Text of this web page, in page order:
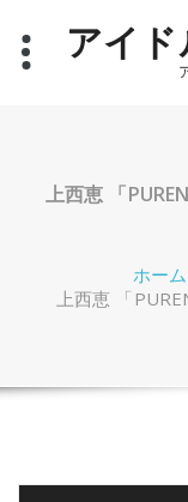
アイ
上西恵 「
ホーム
上西恵 「